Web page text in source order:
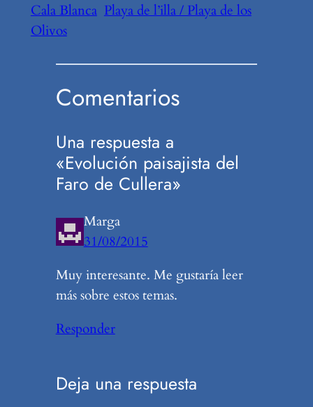
Cala Blanca Playa de l’illa / Playa de los
Olivos
Comentarios
Una respuesta a
«Evolución paisajista del
Faro de Cullera»
Marga
31/08/2015
Muy interesante. Me gustaría leer
más sobre estos temas.
Responder
Deja una respuesta